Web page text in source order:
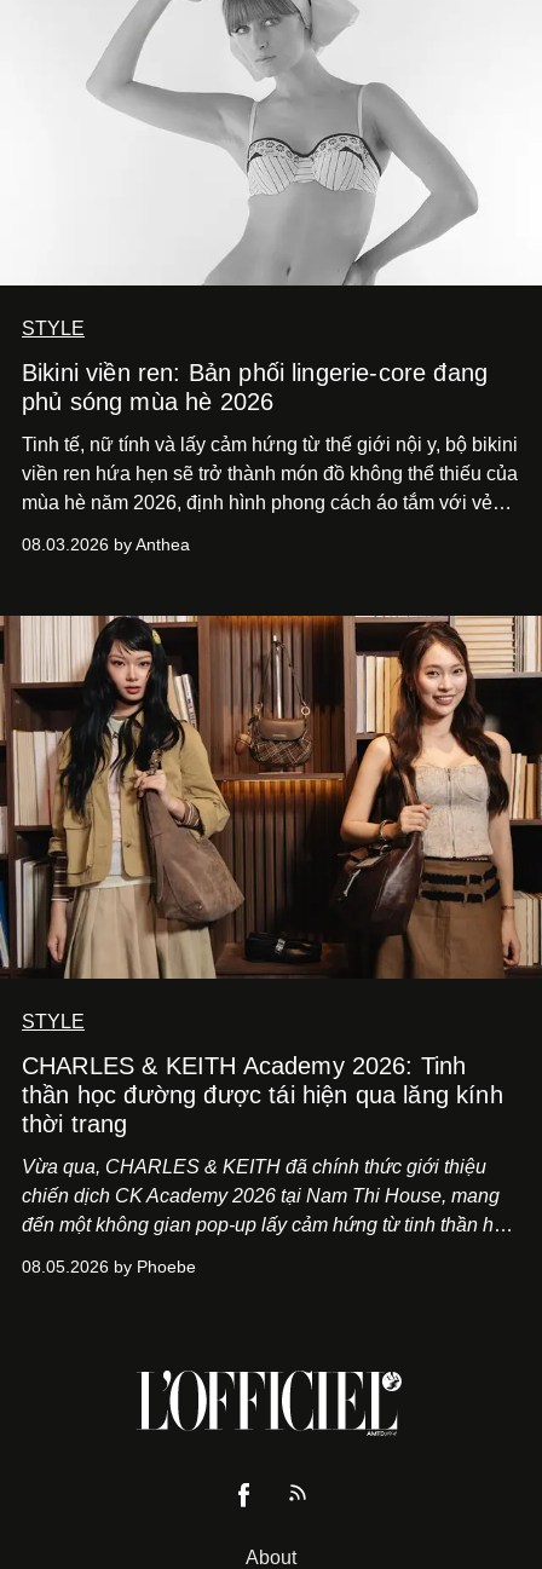
STYLE
Bikini viền ren: Bản phối lingerie-core đang
phủ sóng mùa hè 2026
Tinh tế, nữ tính và lấy cảm hứng từ thế giới nội y, bộ bikini
viền ren hứa hẹn sẽ trở thành món đồ không thể thiếu của
mùa hè năm 2026, định hình phong cách áo tắm với vẻ
08.03.2026 by Anthea
STYLE
CHARLES & KEITH Academy 2026: Tinh
thần học đường được tái hiện qua lăng kính
thời trang
Vừa qua, CHARLES & KEITH đã chính thức giới thiệu
chiến dịch CK Academy 2026 tại Nam Thi House, mang
đến một không gian pop-up lấy cảm hứng từ tinh thần học
sống của thế hệ Gen Z giao thoa trong một trải nghiệm đa
08.05.2026 by Phoebe
About